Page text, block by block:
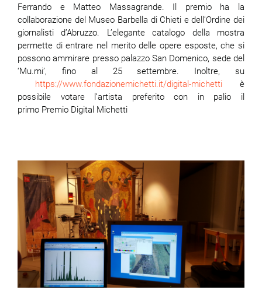
Ferrando e Matteo Massagrande. Il premio ha la
collaborazione del Museo Barbella di Chieti e dell’Ordine dei
giornalisti d’Abruzzo. L’elegante catalogo della mostra
permette di entrare nel merito delle opere esposte, che si
possono ammirare presso palazzo San Domenico, sede del
‘Mu.mi’, fino al 25 settembre. Inoltre, su
https://www.fondazionemichetti.it/digital-michetti è
possibile votare l’artista preferito con in palio il
primo Premio Digital Michetti